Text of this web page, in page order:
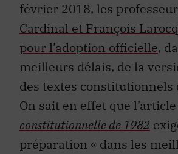
février 2018, les
Cardinal et François
pour l’adoption officielle,
meilleurs délais, de la
des textes constitutionnels
On sait en effet que
constitutionnelle de 1982
préparation « dans les